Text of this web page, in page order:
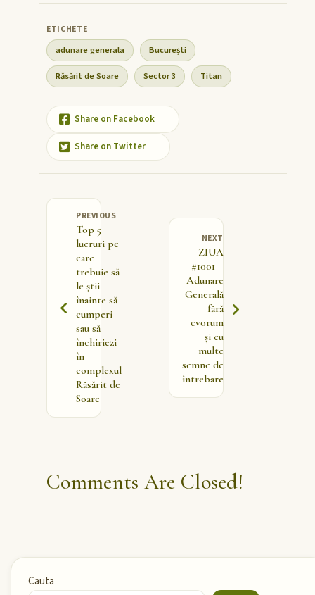
adunare generala București
Răsărit de Soare Sector 3 Titan
Share on Facebook
Share on Twitter
PREVIOUS
Top 5
lucruri pe
care
trebuie să
le știi
înainte să
cumperi
sau să
închiriezi
în
complexul
Răsărit de
Soare
NEXT
ZIUA
#1001 –
Adunare
Generală
fără
cvorum
și cu
multe
semne de
întrebare
Comments Are Closed!
Cauta